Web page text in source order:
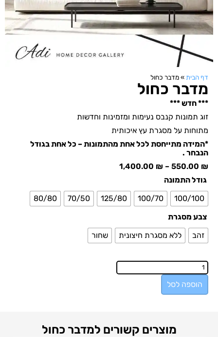
דף הבית »מדבר כחול
מדבר כחול
*** חדש ***
זוג תמונות קנבס נעימות ומזמינות וחדשות
מתוחות על מסגרת עץ איכותית
*המידה מתייחסת לכל אחת מהתמונות – כל אחת בגודל
הנבחר .
550.00 ₪
–
1,400.00 ₪
גודל התמונה
100/100
100/70
125/80
70/50
80/80
צבע מסגרת
זהב
ללא מסגרת חיצונית שחור
הוספה לסל
מוצרים קשורים למדבר כחול